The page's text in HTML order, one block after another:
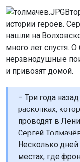
истории героев.
нашли на
много лет спустя.
неравнодушные
и привозят домой.
– Три года
раскопках,
проводят в
Сергей
Несколько
местах, где